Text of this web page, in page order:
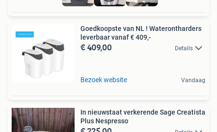
Goedkoopste van NL ! Waterontharders
leverbaar vanaf € 409,-
€ 409,00 Details
Bezoek website Vandaag
In nieuwstaat verkerende Sage Creatista
Plus Nespresso